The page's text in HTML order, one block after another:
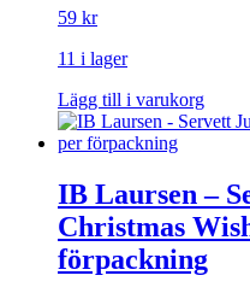
59 kr
11 i lager
Lägg till i varukorg
IB Laursen –
Christmas
förpackning